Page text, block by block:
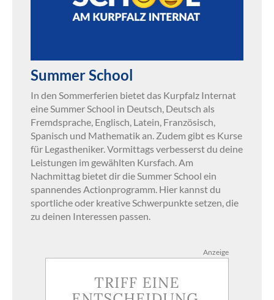
Summer School
In den Sommerferien bietet das Kurpfalz Internat
eine Summer School in Deutsch, Deutsch als
Fremdsprache, Englisch, Latein, Französisch,
Spanisch und Mathematik an. Zudem gibt es Kurse
für Legastheniker. Vormittags verbesserst du deine
Leistungen im gewählten Kursfach. Am
Nachmittag bietet dir die Summer School ein
spannendes Actionprogramm. Hier kannst du
sportliche oder kreative Schwerpunkte setzen, die
zu deinen Interessen passen.
Anzeige